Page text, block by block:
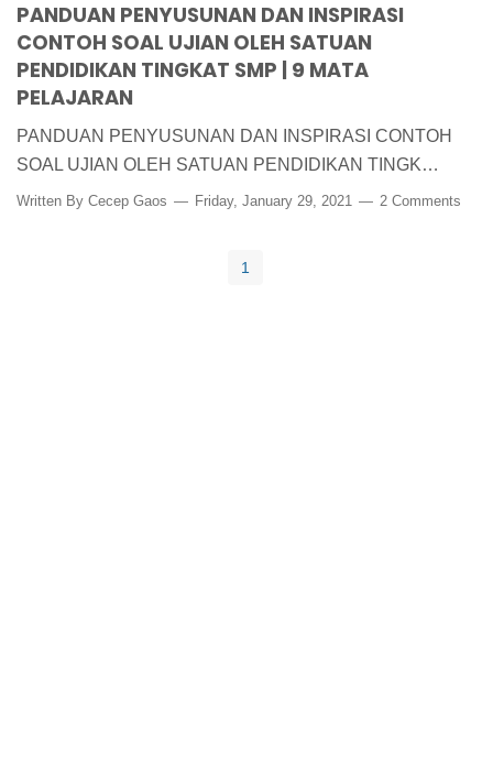
PANDUAN PENYUSUNAN DAN INSPIRASI
CONTOH SOAL UJIAN OLEH SATUAN
PENDIDIKAN TINGKAT SMP | 9 MATA
PELAJARAN
PANDUAN PENYUSUNAN DAN INSPIRASI CONTOH
SOAL UJIAN OLEH SATUAN PENDIDIKAN TINGK…
Written By Cecep Gaos Friday, January 29, 2021 2 Comments
1